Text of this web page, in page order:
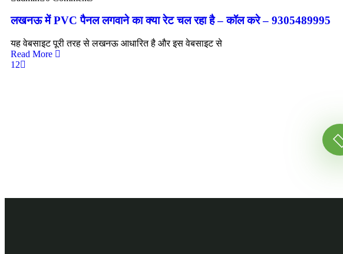
लखनऊ में PVC पैनल लगवाने का क्या रेट चल रहा है – कॉल करे – 9305489995
यह वेबसाइट पूरी तरह से लखनऊ आधारित है और इस वेबसाइट से
Read More
1 2